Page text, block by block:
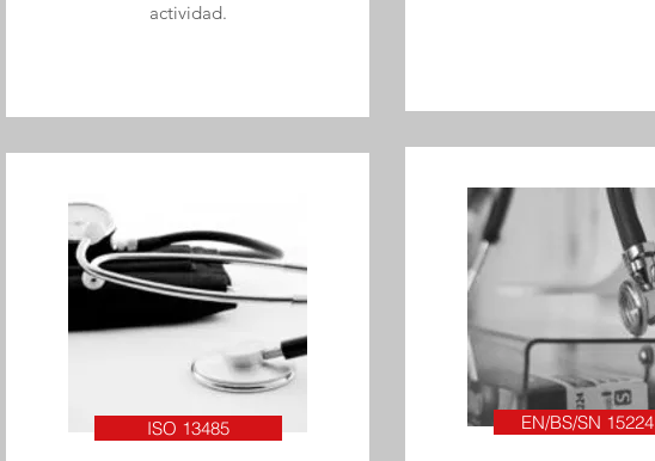
actividad.
ISO 13485 EN/BS/SN 15224